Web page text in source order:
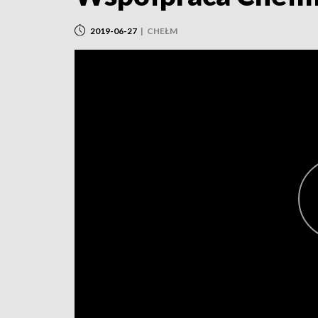
2019-06-27 | CHEŁM